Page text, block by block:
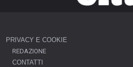
PRIVACY E COOKIE
REDAZIONE
CONTATTI